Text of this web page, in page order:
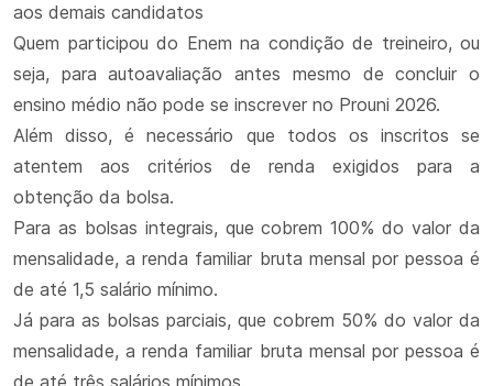
aos demais candidatos
Quem participou do Enem na condição de treineiro, ou
seja, para autoavaliação antes mesmo de concluir o
ensino médio não pode se inscrever no Prouni 2026.
Além disso, é necessário que todos os inscritos se
atentem aos critérios de renda exigidos para a
obtenção da bolsa.
Para as bolsas integrais, que cobrem 100% do valor da
mensalidade, a renda familiar bruta mensal por pessoa é
de até 1,5 salário mínimo.
Já para as bolsas parciais, que cobrem 50% do valor da
mensalidade, a renda familiar bruta mensal por pessoa é
de até três salários mínimos.